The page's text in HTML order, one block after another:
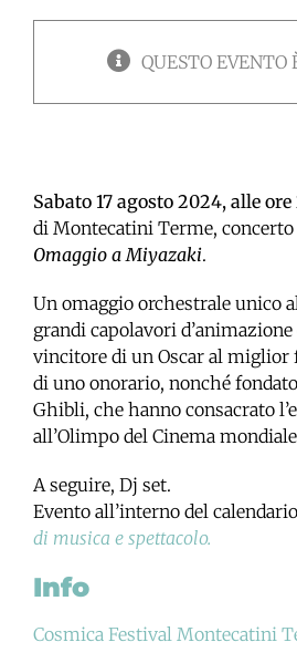
QUESTO EVENTO
Sabato 17 agosto 2024, alle ore
di Montecatini Terme, concerto
Omaggio a Miyazaki.
Un omaggio orchestrale unico
grandi capolavori d’animazione
vincitore di un Oscar al miglior
di uno onorario, nonché
Ghibli, che hanno consacrato
all’Olimpo del Cinema
A seguire, Dj set.
Evento all’interno del calendario
di musica e spettacolo.
Info
Cosmica Festival Montecatini